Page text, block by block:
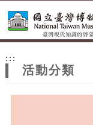
網
站
主
:::
活動分類